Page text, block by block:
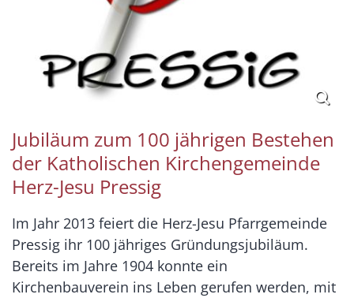
Jubiläum zum 100 jährigen Bestehen
der Katholischen Kirchengemeinde
Herz-Jesu Pressig
Im Jahr 2013 feiert die Herz-Jesu Pfarrgemeinde
Pressig ihr 100 jähriges Gründungsjubiläum.
Bereits im Jahre 1904 konnte ein
Kirchenbauverein ins Leben gerufen werden, mit